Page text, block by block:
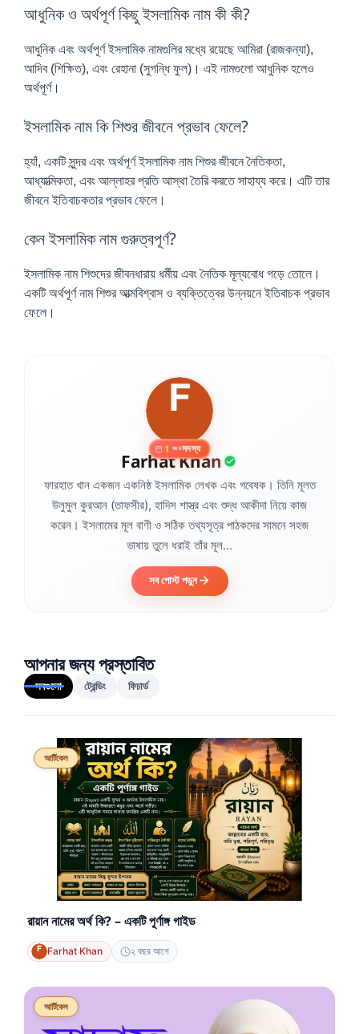
আধুনিক ও অর্থপূর্ণ কিছু ইসলামিক নাম কী কী?
আধুনিক এবং অর্থপূর্ণ ইসলামিক নামগুলির মধ্যে রয়েছে আমিরা (রাজকন্যা),
আদিব (শিক্ষিত), এবং রেহানা (সুগন্ধি ফুল)। এই নামগুলো আধুনিক হলেও
অর্থপূর্ণ।
ইসলামিক নাম কি শিশুর জীবনে প্রভাব ফেলে?
হ্যাঁ, একটি সুন্দর এবং অর্থপূর্ণ ইসলামিক নাম শিশুর জীবনে নৈতিকতা,
আধ্যাত্মিকতা, এবং আল্লাহর প্রতি আস্থা তৈরি করতে সাহায্য করে। এটি তার
জীবনে ইতিবাচকতার প্রভাব ফেলে।
কেন ইসলামিক নাম গুরুত্বপূর্ণ?
ইসলামিক নাম শিশুদের জীবনধারায় ধর্মীয় এবং নৈতিক মূল্যবোধ গড়ে তোলে।
একটি অর্থপূর্ণ নাম শিশুর আত্মবিশ্বাস ও ব্যক্তিত্বের উন্নয়নে ইতিবাচক প্রভাব
ফেলে।
1 বছরসদস্য
Farhat Khan
ফারহাত খান একজন একনিষ্ঠ ইসলামিক লেখক এবং গবেষক। তিনি মূলত
উলুমুল কুরআন (তাফসীর), হাদিস শাস্ত্র এবং শুদ্ধ আকীদা নিয়ে কাজ
করেন। ইসলামের মূল বাণী ও সঠিক তথ্যসূত্র পাঠকদের সামনে সহজ
ভাষায় তুলে ধরাই তাঁর মূল...
সব পোস্ট পড়ুন
আপনার জন্য প্রস্তাবিত
সবগুলো ট্রেন্ডিং ফিচার্ড
আর্টিকেল
রায়ান নামের অর্থ কি? – একটি পূর্ণাঙ্গ গাইড
Farhat Khan ২ বছর আগে
আর্টিকেল